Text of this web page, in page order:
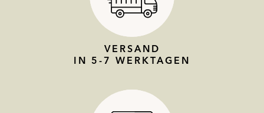
VERSAND
IN 5-7 WERKTAGEN